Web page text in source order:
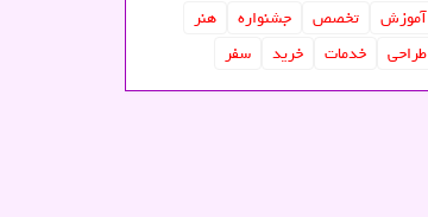
آموزش تخصص جشنواره
هنر
طراحی
خدمات خرید سفر